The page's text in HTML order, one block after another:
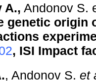
A., Andonov S.
genetic origin
, ISI Impact
, Andonov S. et